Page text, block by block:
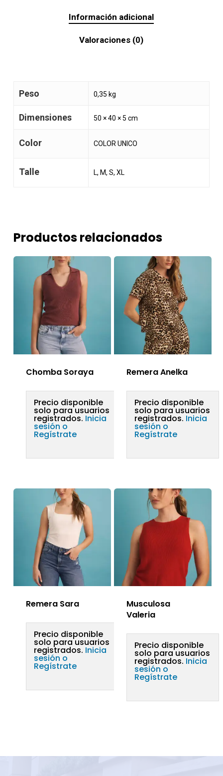
Información adicional
Valoraciones (0)
Peso 0,35 kg
Dimensiones 50 × 40 × 5 cm
Color COLOR UNICO
Talle L, M, S, XL
Productos relacionados
Chomba Soraya
Precio disponible
solo para usuarios
registrados. Inicia
sesión o
Regístrate
Remera Anelka
Precio disponible
solo para usuarios
registrados. Inicia
sesión o
Regístrate
Remera Sara
Precio disponible
solo para usuarios
registrados. Inicia
sesión o
Regístrate
Musculosa
Valeria
Precio disponible
solo para usuarios
registrados. Inicia
sesión o
Regístrate